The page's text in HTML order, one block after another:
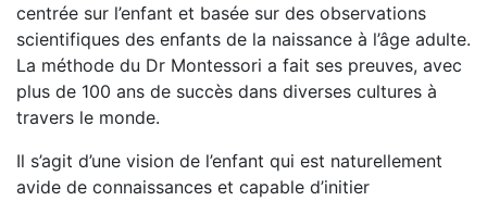
centrée sur l’enfant et basée sur des observations
scientifiques des enfants de la naissance à l’âge adulte.
La méthode du Dr Montessori a fait ses preuves, avec
plus de 100 ans de succès dans diverses cultures à
travers le monde.
Il s’agit d’une vision de l’enfant qui est naturellement
avide de connaissances et capable d’initier